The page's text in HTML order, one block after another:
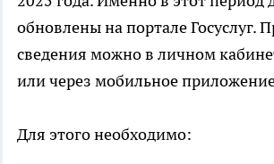
обновлены на портале Госуслуг.
сведения можно в личном
или через мобильное
Для этого необходимо: